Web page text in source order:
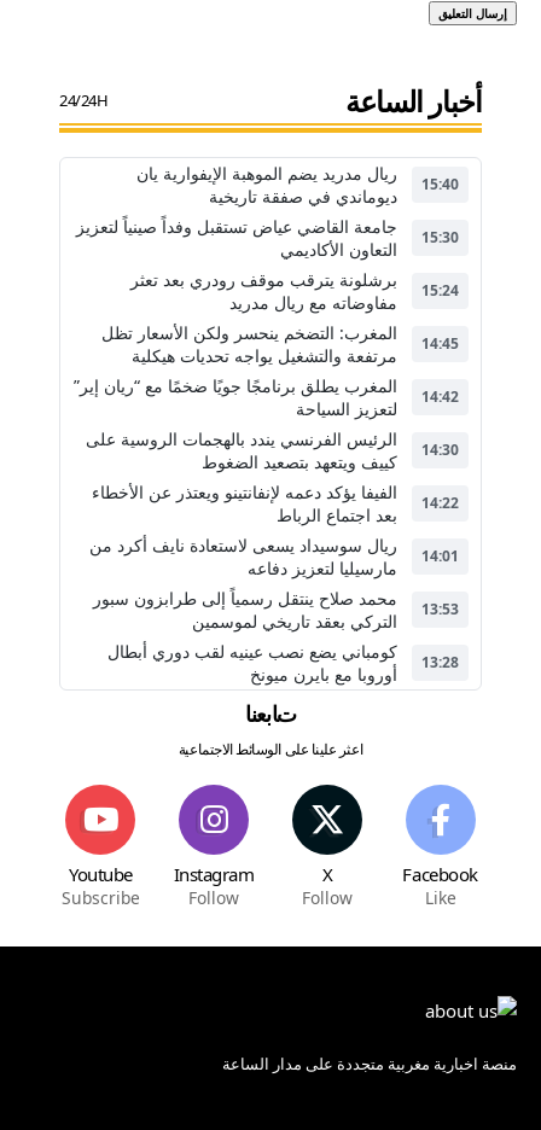
أخبار الساعة 24/24H
15:40
ريال مدريد يضم الموهبة الإيفوارية يان
ديوماندي في صفقة تاريخية
15:30
جامعة القاضي عياض تستقبل وفداً صينياً لتعزيز
التعاون الأكاديمي
15:24
برشلونة يترقب موقف رودري بعد تعثر
مفاوضاته مع ريال مدريد
14:45
المغرب: التضخم ينحسر ولكن الأسعار تظل
مرتفعة والتشغيل يواجه تحديات هيكلية
14:42
المغرب يطلق برنامجًا جويًا ضخمًا مع “ريان إير”
لتعزيز السياحة
14:30
الرئيس الفرنسي يندد بالهجمات الروسية على
كييف ويتعهد بتصعيد الضغوط
14:22
الفيفا يؤكد دعمه لإنفانتينو ويعتذر عن الأخطاء
بعد اجتماع الرباط
14:01
ريال سوسيداد يسعى لاستعادة نايف أكرد من
مارسيليا لتعزيز دفاعه
13:53
محمد صلاح ينتقل رسمياً إلى طرابزون سبور
التركي بعقد تاريخي لموسمين
13:28
كومباني يضع نصب عينيه لقب دوري أبطال
أوروبا مع بايرن ميونخ
تابعنا
اعثر علينا على الوسائط الاجتماعية
Facebook
Like
X
Follow
Instagram
Follow
Youtube
Subscribe
منصة اخبارية مغربية متجددة على مدار الساعة